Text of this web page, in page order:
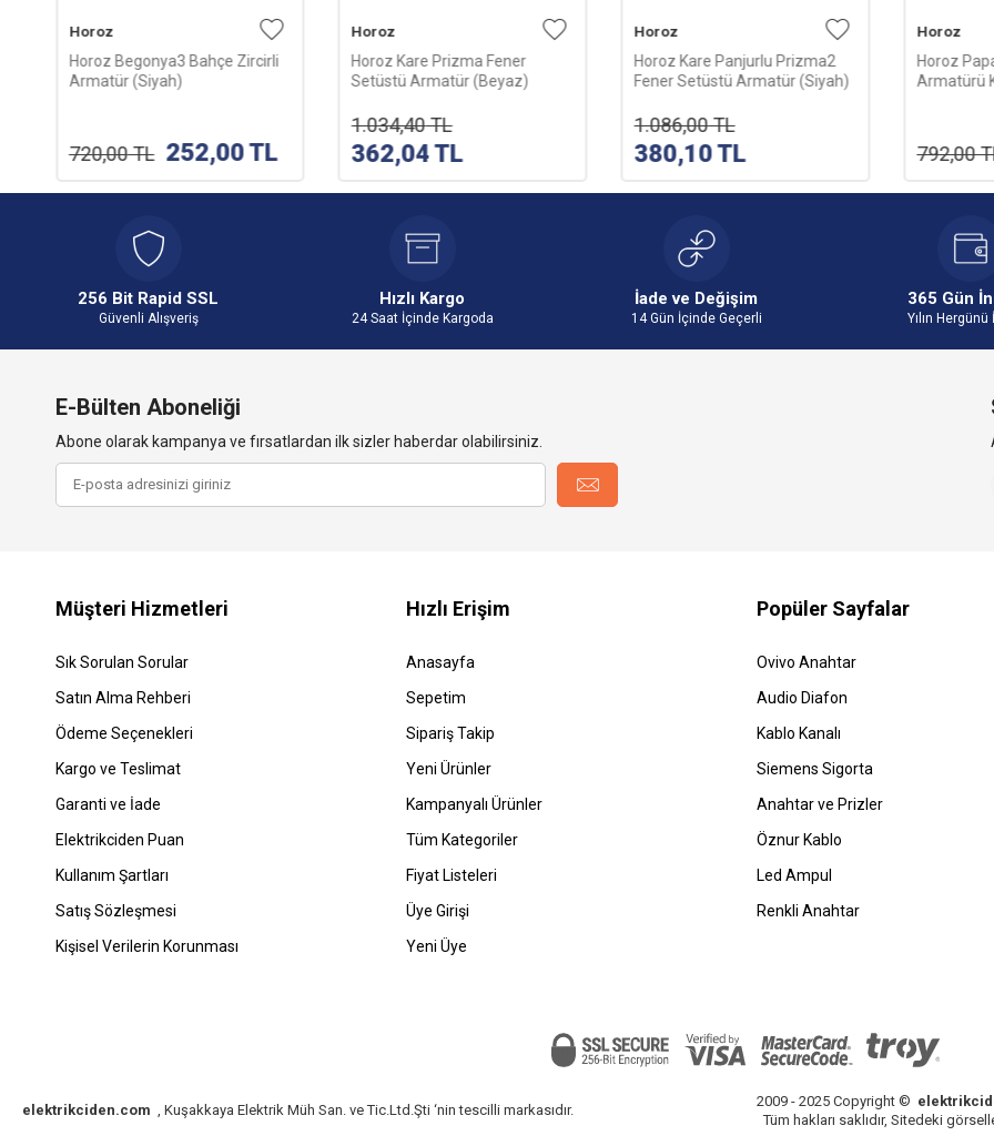
Horoz
Horoz Begonya3 Bahçe Zircirli
Armatür (Siyah)
720,00TL 252,00TL
Horoz
Horoz Kare Prizma Fener
Setüstü Armatür (Beyaz)
1.034,40TL
362,04TL
Horoz
Horoz Kare Panjurlu Prizma2
Fener Setüstü Armatür (Siyah)
1.086,00TL
380,10TL
Horoz
Horoz
Armatürü
792,00
256 Bit Rapid SSL
Güvenli Alışveriş
Hızlı Kargo
24 Saat İçinde Kargoda
İade ve Değişim
14 Gün İçinde Geçerli
365 Gün
Yılın
E-Bülten Aboneliği
Abone olarak kampanya ve fırsatlardan ilk sizler haberdar olabilirsiniz.
Müşteri Hizmetleri
Sık Sorulan Sorular
Satın Alma Rehberi
Ödeme Seçenekleri
Kargo ve Teslimat
Garanti ve İade
Elektrikciden Puan
Kullanım Şartları
Satış Sözleşmesi
Kişisel Verilerin Korunması
Hızlı Erişim
Anasayfa
Sepetim
Sipariş Takip
Yeni Ürünler
Kampanyalı Ürünler
Tüm Kategoriler
Fiyat Listeleri
Üye Girişi
Yeni Üye
Popüler Sayfalar
Ovivo Anahtar
Audio Diafon
Kablo Kanalı
Siemens Sigorta
Anahtar ve Prizler
Öznur Kablo
Led Ampul
Renkli Anahtar
elektrikciden.com , Kuşakkaya Elektrik Müh San. ve Tic.Ltd.Şti ‘nin tescilli markasıdır.
2009 - 2025 Copyright ©
Tüm hakları saklıdır, Sitedeki